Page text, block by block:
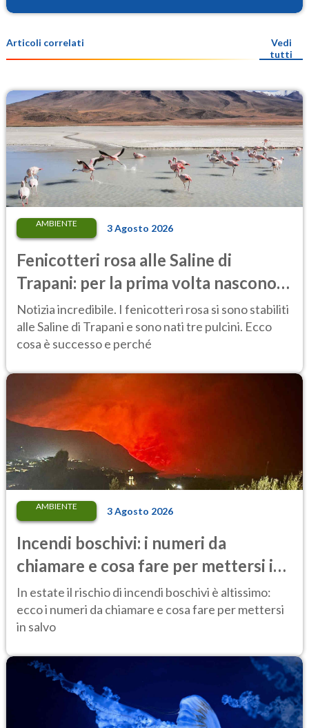
Articoli correlati
Vedi
tutti
AMBIENTE 3 Agosto 2026
Fenicotteri rosa alle Saline di
Trapani: per la prima volta nascono
tre pulcini nella riserva
Notizia incredibile. I fenicotteri rosa si sono stabiliti
alle Saline di Trapani e sono nati tre pulcini. Ecco
cosa è successo e perché
AMBIENTE 3 Agosto 2026
Incendi boschivi: i numeri da
chiamare e cosa fare per mettersi in
salvo
In estate il rischio di incendi boschivi è altissimo:
ecco i numeri da chiamare e cosa fare per mettersi
in salvo